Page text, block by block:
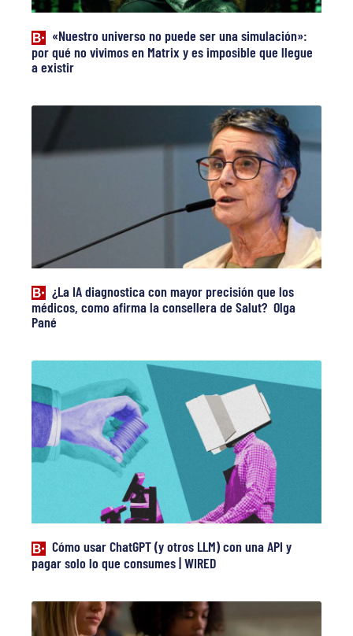
«Nuestro universo no puede ser una simulación»:
por qué no vivimos en Matrix y es imposible que llegue
a existir
¿La IA diagnostica con mayor precisión que los
médicos, como afirma la consellera de Salut? Olga
Pané
Cómo usar ChatGPT (y otros LLM) con una API y
pagar solo lo que consumes | WIRED